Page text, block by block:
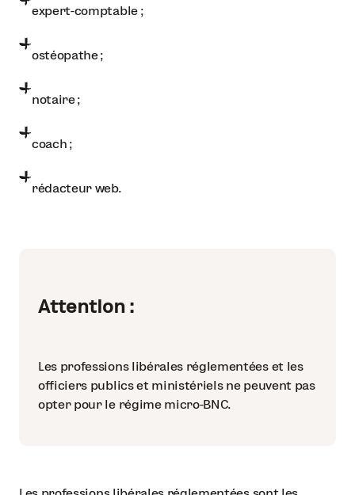
expert-comptable ;
ostéopathe ;
notaire ;
coach ;
rédacteur web.
Attention :
Les professions libérales réglementées et les
officiers publics et ministériels ne peuvent pas
opter pour le régime micro-BNC.